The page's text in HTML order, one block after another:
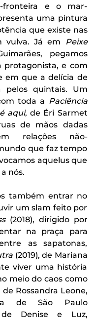
fronteira e o mar-
uma pintura
que existe nas
vulva. Já em
Peixe
pegamos
protagonista, e com
em que a delícia de
pelos quintais. Um
toda a Paciência
aqui, de Éri Sarmet
de mãos dadas
relações não-
que faz tempo
aquelus que
nós.
também entrar no
um slam feito por
(2018), dirigido por
na praça para
as sapatonas,
(2019), de Mariana
viver uma história
meio do caos como
de Rossandra Leone,
de São Paulo
Denise e Luz,